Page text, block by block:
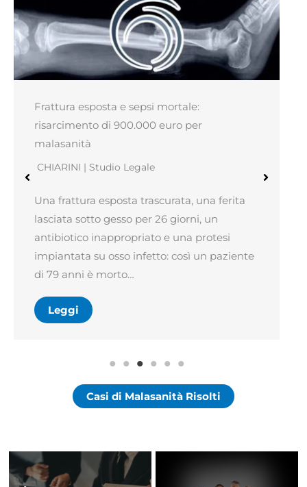
Frattura esposta e sepsi mortale:
risarcimento di 900.000 euro per
malasanità
CHIARINI | Studio Legale
Una frattura esposta trascurata, una ferita
lasciata sotto gesso per 26 giorni, un
antibiotico inappropriato e una protesi
impiantata su osso infetto: così un paziente
di 79 anni è morto…
Leggi
Casi di Malasanità Risolti